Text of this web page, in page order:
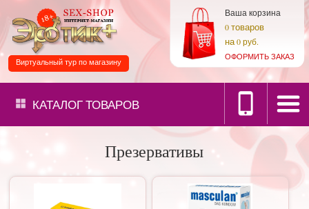
Ваша корзина
0товаров
на0 руб.
ОФОРМИТЬ ЗАКАЗ
Виртуальный тур по магазину
КАТАЛОГТОВАРОВ
Презервативы